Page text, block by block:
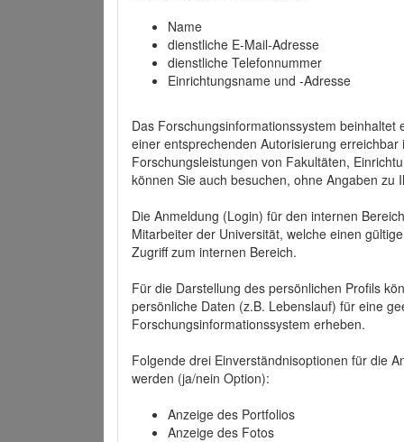
Name
dienstliche E-Mail-Adresse
dienstliche Telefonnummer
Einrichtungsname und -Adresse
Das Forschungsinformationssystem beinhaltet
einer entsprechenden Autorisierung
Forschungsleistungen von Fakultäten,
können Sie auch besuchen, ohne Angaben zu
Die Anmeldung (Login) für den internen
Mitarbeiter der Universität, welche einen
Zugriff zum internen Bereich.
Für die Darstellung des persönlichen Profils
persönliche Daten (z.B. Lebenslauf) für eine
Forschungsinformationssystem erheben.
Folgende drei Einverständnisoptionen für die
werden (ja/nein Option):
Anzeige des Portfolios
Anzeige des Fotos